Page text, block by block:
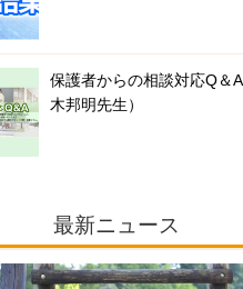
保護者からの相談対応Q＆
木邦明先生）
最新ニュース